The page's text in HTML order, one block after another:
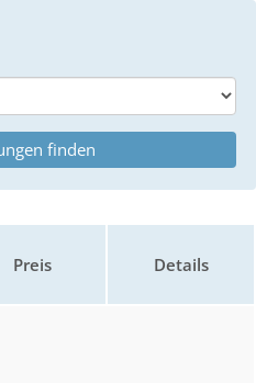
Preis Details